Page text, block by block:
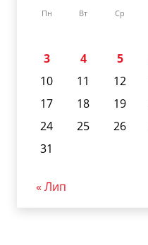
Пн Вт Ср
3
4 5
10
11 12
17
18 19
24
25 26
31
« Лип